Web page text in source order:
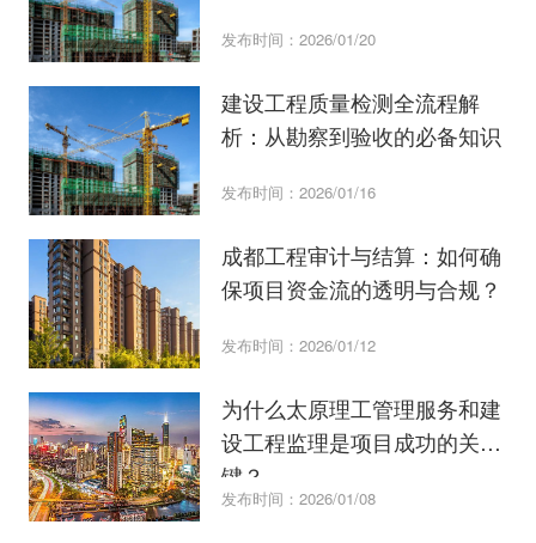
发布时间：2026/01/20
建设工程质量检测全流程解
析：从勘察到验收的必备知识
发布时间：2026/01/16
成都工程审计与结算：如何确
保项目资金流的透明与合规？
发布时间：2026/01/12
为什么太原理工管理服务和建
设工程监理是项目成功的关
键？
发布时间：2026/01/08